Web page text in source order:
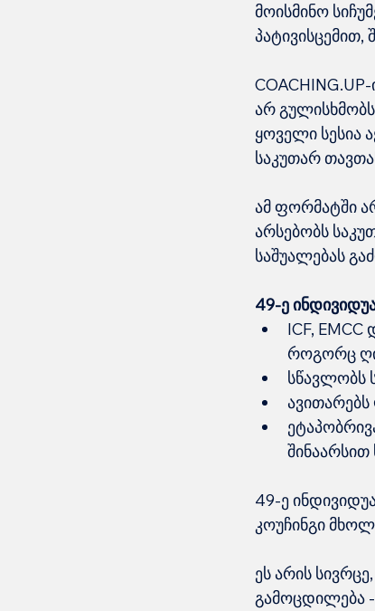
მოისმინო
პატივისცემით,
არ
ყოველი სესია
საკუთარ
ამ ფორმატში
არსებობს
საშუალებას
49-ე
ICF,
როგორც
სწავლობს
ავითარებს
შინაარსით
49-ე
კოუჩინგი
ეს არის
გამოცდილება